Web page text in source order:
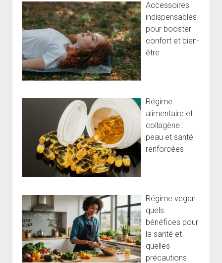
Accessoires
indispensables
pour booster
confort et bien-
être
Régime
alimentaire et
collagène :
peau et santé
renforcées
Régime vegan :
quels
bénéfices pour
la santé et
quelles
précautions